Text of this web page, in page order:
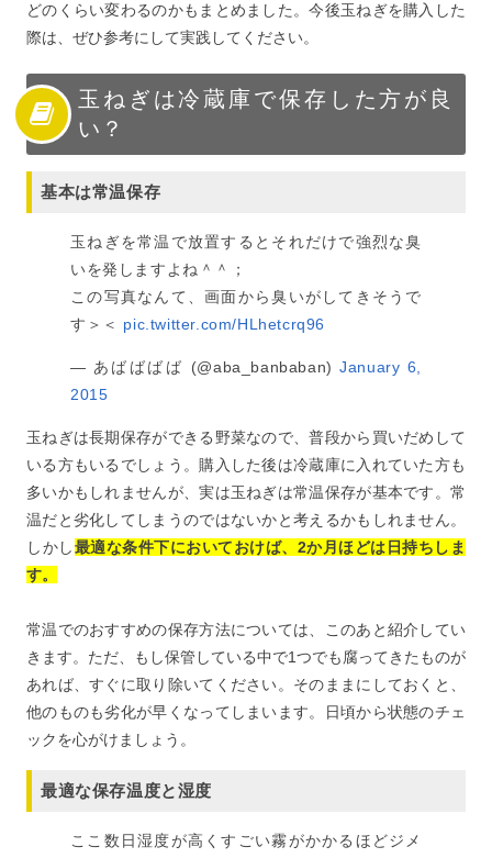
どのくらい変わるのかもまとめました。今後玉ねぎを購入した
際は、ぜひ参考にして実践してください。
玉ねぎは冷蔵庫で保存した方が良
い？
基本は常温保存
玉ねぎを常温で放置するとそれだけで強烈な臭
いを発しますよね＾＾；
この写真なんて、画面から臭いがしてきそうで
す＞＜ pic.twitter.com/HLhetcrq96
— あばばばば (@aba_banbaban)January 6,
2015
玉ねぎは長期保存ができる野菜なので、普段から買いだめして
いる方もいるでしょう。購入した後は冷蔵庫に入れていた方も
多いかもしれませんが、実は玉ねぎは常温保存が基本です。常
温だと劣化してしまうのではないかと考えるかもしれません。
しかし最適な条件下においておけば、2か月ほどは日持ちしま
す。
常温でのおすすめの保存方法については、このあと紹介してい
きます。ただ、もし保管している中で1つでも腐ってきたものが
あれば、すぐに取り除いてください。そのままにしておくと、
他のものも劣化が早くなってしまいます。日頃から状態のチェ
ックを心がけましょう。
最適な保存温度と湿度
ここ数日湿度が高くすごい霧がかかるほどジメ